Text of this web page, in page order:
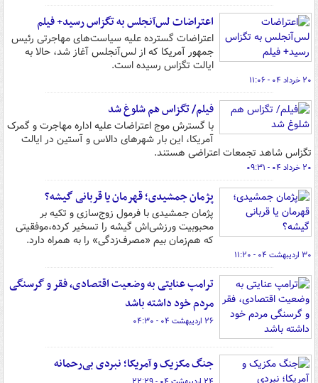
اعتراضات لس‌آنجلس به تگزاس رسید+ فیلم
اعتراضات گسترده علیه سیاست‌های مهاجرتی رئیس
جمهور آمریکا که از لس‌آنجلس آغاز شد، حالا به
ایالت تگزاس رسیده است.
۲۰ خرداد ۰۴ - ۱۱:۰۶
فیلم/ تگزاس هم شلوغ شد
با گسترش موج اعتراضات علیه اداره مهاجرت و گمرک
آمریکا، این بار شهرهای دالاس و آستین در ایالت
تگزاس شاهد تجمعات اعتراضی هستند.
۲۰ خرداد ۰۴ - ۰۹:۳۱
پژمان جمشیدی؛ قهرمان یا قربانی گیشه؟
پژمان جمشیدی با فرمول زوج‌سازی و تکیه بر
محبوبیت ورزشی‌اش گیشه را تسخیر کرده،موفقیتی
که هم‌زمان بیم «مصرف‌زدگی» را به همراه دارد.
۳۰ اردیبهشت ۰۴ - ۱۱:۲۰
ترامپ عنایتی به وضعیت اقتصادی، فقر و گرسنگی
مردم خود داشته باشد
۲۶ اردیبهشت ۰۴ - ۰۴:۳۰
جنگ مکزیک و آمریکا؛ نبردی بی‌رحمانه